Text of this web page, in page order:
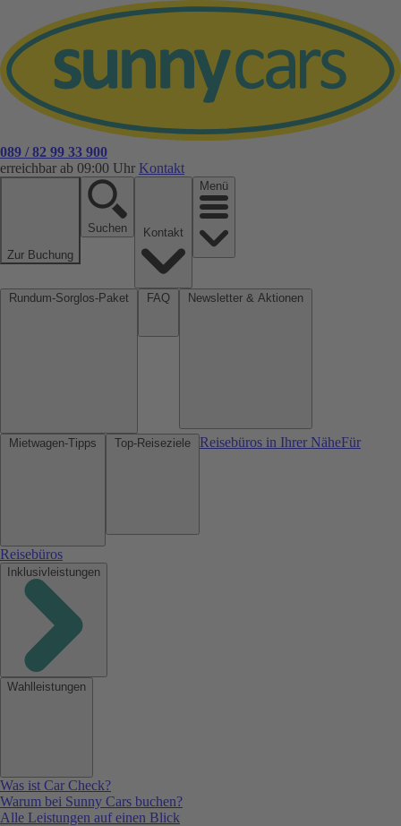
089 / 82 99 33 900
erreichbar ab 09:00 Uhr Kontakt
Zur Buchung
Suchen
Menü
Reisebüros in Ihrer NäheFür
Reisebüros
Inklusivleistungen
Wahlleistungen
Was ist Car Check?
Warum bei Sunny Cars buchen?
Alle Leistungen auf einen Blick